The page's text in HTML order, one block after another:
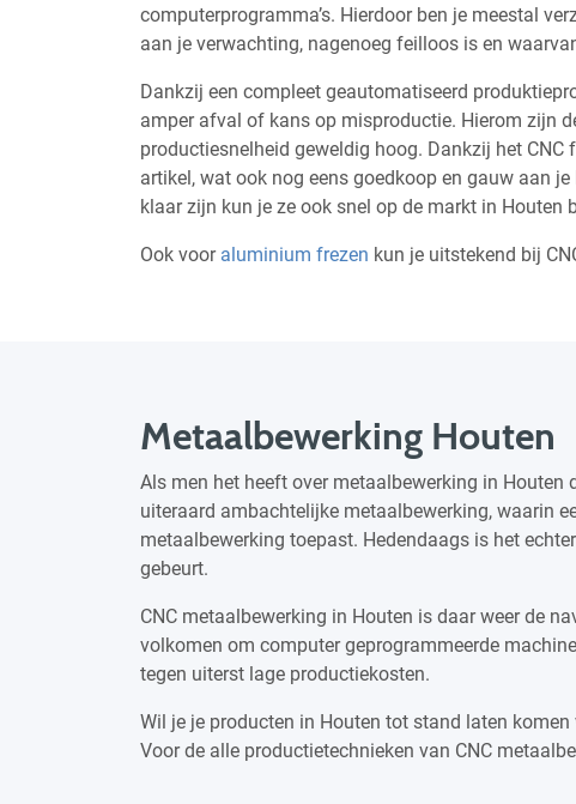
computerprogramma’s. Hierdoor ben je meestal
aan je verwachting, nagenoeg feilloos is en
Dankzij een compleet geautomatiseerd
amper afval of kans op misproductie. Hierom zijn
productiesnelheid geweldig hoog. Dankzij het
artikel, wat ook nog eens goedkoop en gauw aan
klaar zijn kun je ze ook snel op de markt in Houten
Ook voor aluminium frezen kun je uitstekend bij
Metaalbewerking Houten
Als men het heeft over metaalbewerking in Houten
uiteraard ambachtelijke metaalbewerking, waarin
metaalbewerking toepast. Hedendaags is het
gebeurt.
CNC metaalbewerking in Houten is daar weer de
volkomen om computer geprogrammeerde
tegen uiterst lage productiekosten.
Wil je je producten in Houten tot stand laten
Voor de alle productietechnieken van CNC